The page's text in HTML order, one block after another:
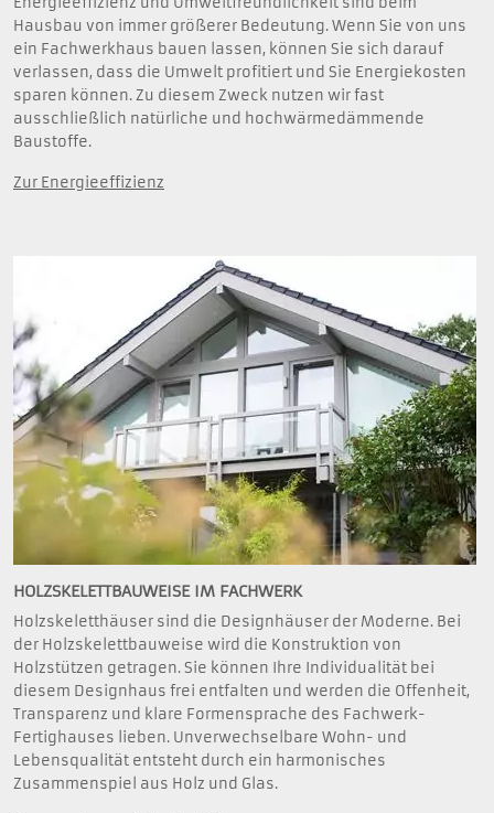
Hausbau von immer größerer Bedeutung. Wenn Sie von uns
ein Fachwerkhaus bauen lassen, können Sie sich darauf
verlassen, dass die Umwelt profitiert und Sie Energiekosten
sparen können. Zu diesem Zweck nutzen wir fast
ausschließlich natürliche und hochwärmedämmende
Baustoffe.
Zur Energieeffizienz
HOLZSKELETTBAUWEISE IM FACHWERK
Holzskeletthäuser sind die Designhäuser der Moderne. Bei
der Holzskelettbauweise wird die Konstruktion von
Holzstützen getragen. Sie können Ihre Individualität bei
diesem Designhaus frei entfalten und werden die Offenheit,
Transparenz und klare Formensprache des Fachwerk-
Fertighauses lieben. Unverwechselbare Wohn- und
Lebensqualität entsteht durch ein harmonisches
Zusammenspiel aus Holz und Glas.